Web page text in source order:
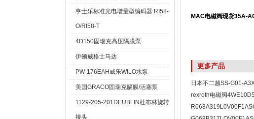
亨士乐标准光电增量型编码器 RI58-
O/RI58-T
4D150固瑞克高压隔膜泵
伊顿威格士马达
PW-176EAH威乐WILO水泵
美国GRACO固瑞克膈膜/活塞泵
1129-205-201DEUBLIN杜布林旋转
接头
MAC电磁阀现货35A-
更多产品
日本不二越SS-G01-
rexroth电磁阀